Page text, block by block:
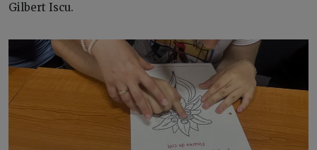
Gilbert Iscu.